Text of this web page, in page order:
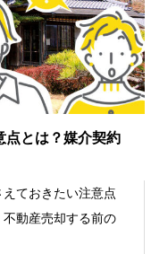
点とは？媒介契約
ておきたい注意点
動産売却する前の